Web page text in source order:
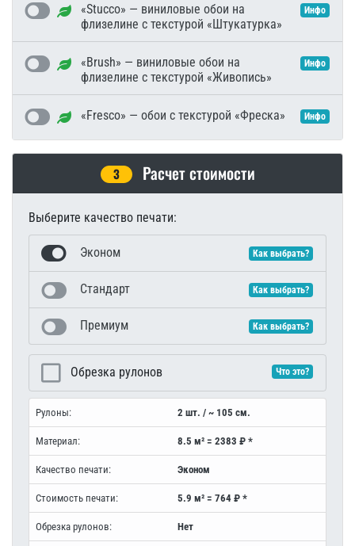
«Stucco» — виниловые обои на
флизелине с текстурой «Штукатурка»
Инфо
«Brush» — виниловые обои на
флизелине с текстурой «Живопись»
Инфо
«Fresco» — обои с текстурой «Фреска» Инфо
3 Расчет стоимости
Выберите качество печати:
Эконом Как выбрать?
Стандарт Как выбрать?
Премиум Как выбрать?
Обрезка рулонов Что это?
Рулоны: 2 шт. / ~ 105 см.
Материал: 8.5 м² = 2383 ₽ *
Качество печати: Эконом
Стоимость печати: 5.9 м² = 764 ₽ *
Обрезка рулонов: Нет